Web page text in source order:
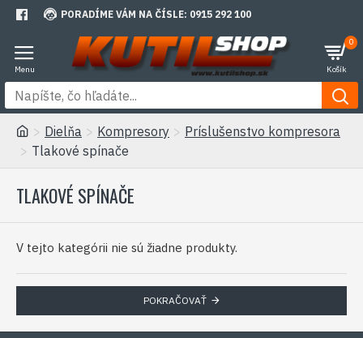
PORADÍME VÁM NA ČÍSLE: 0915 292 100
0
Dielňa Kompresory
Príslušenstvo kompresora
Tlakové spínače
TLAKOVÉ SPÍNAČE
V tejto kategórii nie sú žiadne produkty.
POKRAČOVAŤ